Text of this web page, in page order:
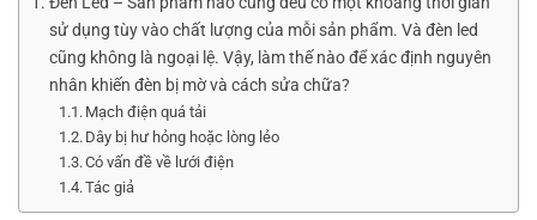
sử dụng tùy vào chất lượng của mỗi sản phẩm. Và đèn led
cũng không là ngoại lệ. Vậy, làm thế nào để xác định nguyên
nhân khiến đèn bị mờ và cách sửa chữa?
Mạch điện quá tải
Dây bị hư hỏng hoặc lòng lẻo
Có vấn đề về lưới điện
Tác giả